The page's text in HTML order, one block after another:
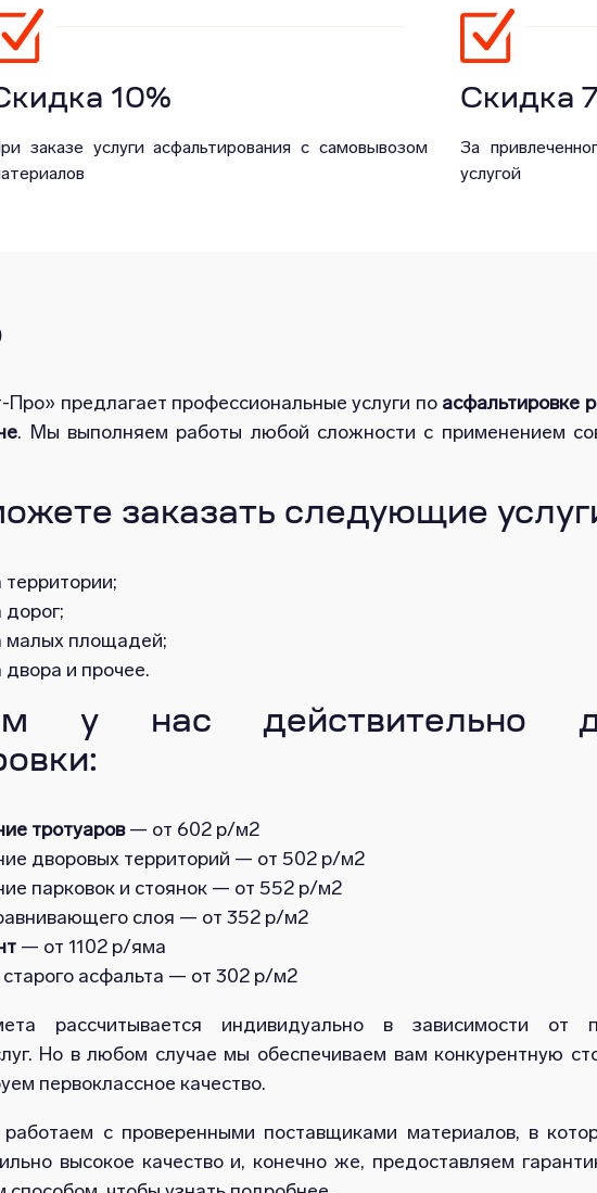
10%
заказе услуги асфальтирования с самовывозом
Скидка
За
услугой
предлагает профессиональные услуги по асфальтировке
. Мы выполняем работы любой сложности с применением
заказать следующие
территории;
дорог;
малых площадей;
и прочее.
у нас действительно
тротуаров— от 602 р/м2
дворовых территорий — от 502 р/м2
парковок и стоянок — от 552 р/м2
слоя — от 352 р/м2
— от 1102 р/яма
асфальта — от 302 р/м2
рассчитывается индивидуально в зависимости
Но в любом случае мы обеспечиваем вам конкурентную
первоклассное качество.
с проверенными поставщиками материалов, в
высокое качество и, конечно же, предоставляем